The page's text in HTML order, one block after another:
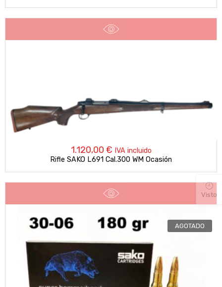
1.120,00 € IVA incluido
Rifle SAKO L691 Cal.300 WM Ocasión
AGOTADO
Visto